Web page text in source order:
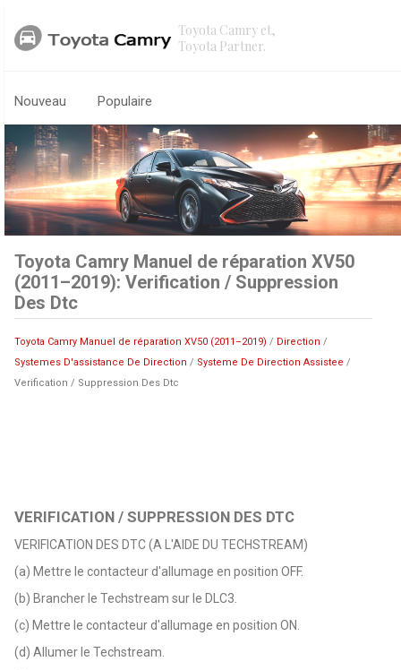
Toyota Camry et,
Toyota Partner.
Nouveau Populaire
Toyota Camry Manuel de réparation XV50
(2011–2019): Verification / Suppression
Des Dtc
Toyota Camry Manuel de réparation XV50 (2011–2019) / Direction /
Systemes D'assistance De Direction / Systeme De Direction Assistee /
Verification / Suppression Des Dtc
VERIFICATION / SUPPRESSION DES DTC
VERIFICATION DES DTC (A L'AIDE DU TECHSTREAM)
(a) Mettre le contacteur d'allumage en position OFF.
(b) Brancher le Techstream sur le DLC3.
(c) Mettre le contacteur d'allumage en position ON.
(d) Allumer le Techstream.